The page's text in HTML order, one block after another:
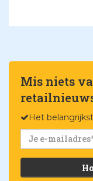
Mis niets
Het